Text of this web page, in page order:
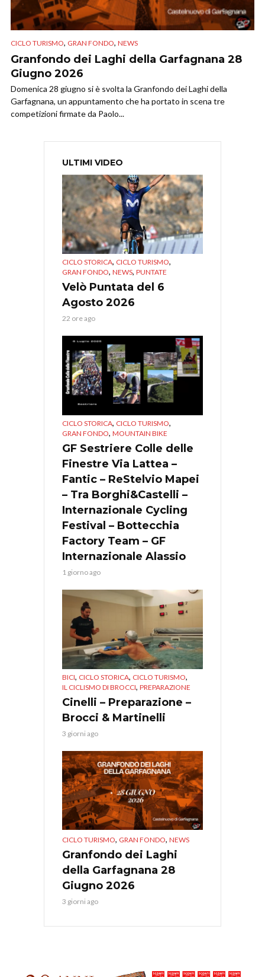
CICLO TURISMO, GRAN FONDO, NEWS
Granfondo dei Laghi della Garfagnana 28
Giugno 2026
Domenica 28 giugno si è svolta la Granfondo dei Laghi della
Garfagnana, un appuntamento che ha portato in scena tre
competizioni firmate da Paolo...
ULTIMI VIDEO
CICLO STORICA, CICLO TURISMO,
GRAN FONDO, NEWS, PUNTATE
Velò Puntata del 6
Agosto 2026
22 ore ago
CICLO STORICA, CICLO TURISMO,
GRAN FONDO, MOUNTAIN BIKE
GF Sestriere Colle delle
Finestre Via Lattea –
Fantic – ReStelvio Mapei
– Tra Borghi&Castelli –
Internazionale Cycling
Festival – Bottecchia
Factory Team – GF
Internazionale Alassio
1 giorno ago
BICI, CICLO STORICA, CICLO TURISMO,
IL CICLISMO DI BROCCI, PREPARAZIONE
Cinelli – Preparazione –
Brocci & Martinelli
3 giorni ago
CICLO TURISMO, GRAN FONDO, NEWS
Granfondo dei Laghi
della Garfagnana 28
Giugno 2026
3 giorni ago